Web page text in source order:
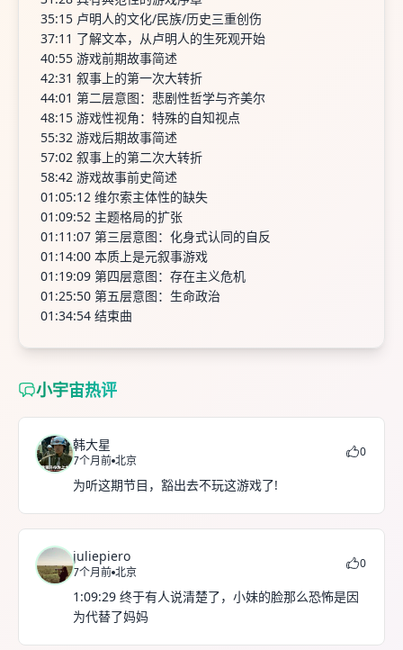
35:15 卢明人的文化/民族/历史三重创伤
37:11 了解文本，从卢明人的生死观开始
40:55 游戏前期故事简述
42:31 叙事上的第一次大转折
44:01 第二层意图：悲剧性哲学与齐美尔
48:15 游戏性视角：特殊的自知视点
55:32 游戏后期故事简述
57:02 叙事上的第二次大转折
58:42 游戏故事前史简述
01:05:12 维尔索主体性的缺失
01:09:52 主题格局的扩张
01:11:07 第三层意图：化身式认同的自反
01:14:00 本质上是元叙事游戏
01:19:09 第四层意图：存在主义危机
01:25:50 第五层意图：生命政治
01:34:54 结束曲
小宇宙热评
韩大星
7个月前 北京
0
为听这期节目，豁出去不玩这游戏了!
juliepiero
7个月前 北京
0
1:09:29 终于有人说清楚了，小妹的脸那么恐怖是因
为代替了妈妈